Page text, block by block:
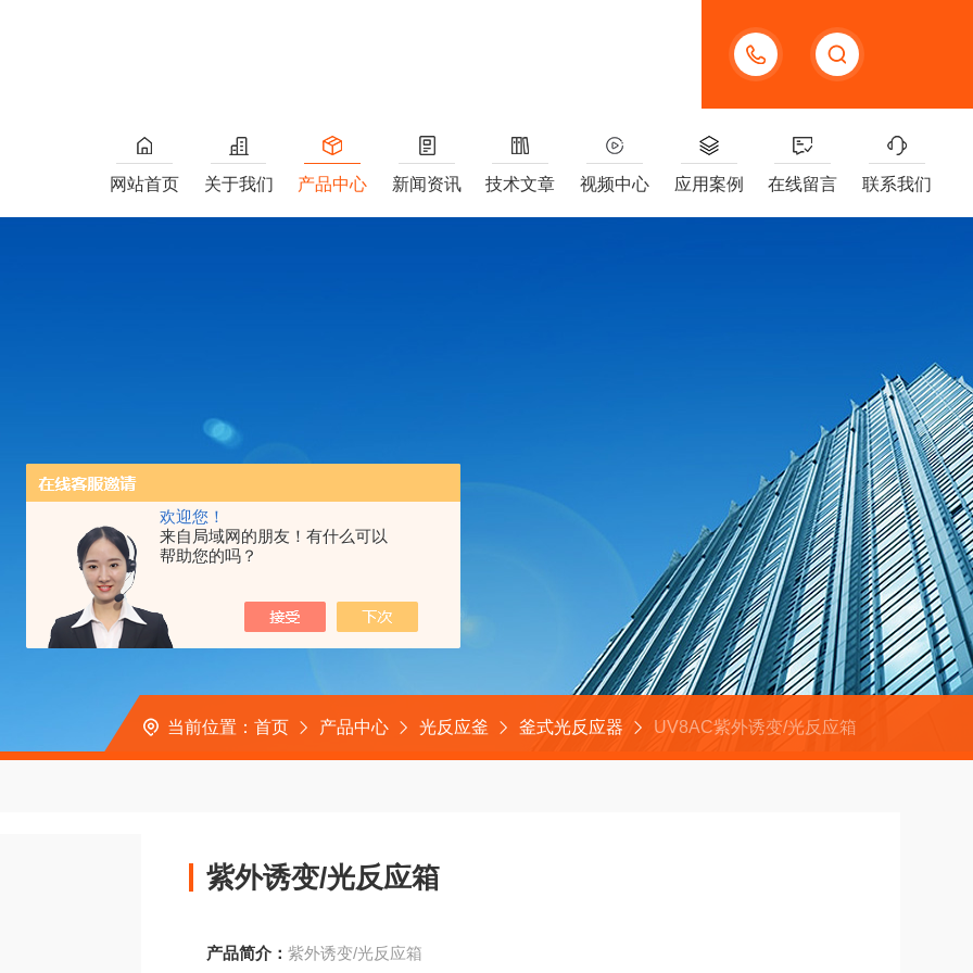
欢迎您！
来自局域网的朋友！有什么可以
帮助您的吗？
13391005955
网站首页 关于我们 产品中心 新闻资讯 技术文章 视频中心 应用案例 在线留言 联系我们
当前位置： 首页 产品中心 光反应釜 釜式光反应器 UV8AC紫外诱变/光反应箱
紫外诱变/光反应箱
产品简介：紫外诱变/光反应箱